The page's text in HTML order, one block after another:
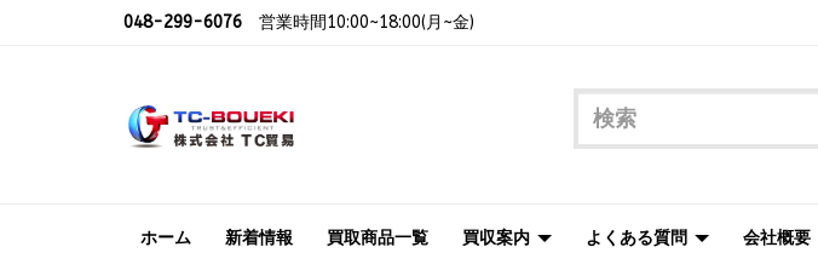
048-299-6076 営業時間10:00~18:00(月~金)
ホーム 新着情報 買取商品一覧 買収案内 よくある質問 会社概要